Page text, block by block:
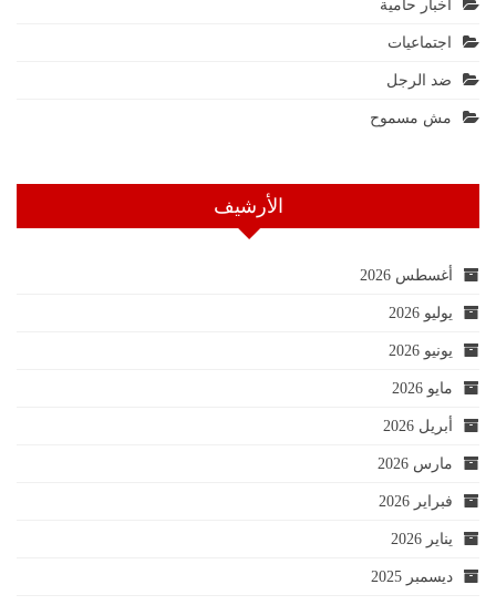
أخبار حامية
اجتماعيات
ضد الرجل
مش مسموح
الأرشيف
أغسطس 2026
يوليو 2026
يونيو 2026
مايو 2026
أبريل 2026
مارس 2026
فبراير 2026
يناير 2026
ديسمبر 2025